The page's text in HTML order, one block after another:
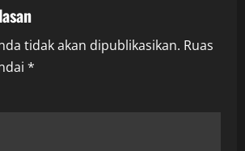
tidak akan dipublikasikan. Ruas
*